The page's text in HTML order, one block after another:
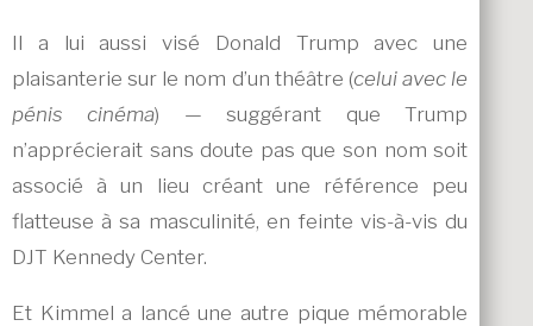
Il a lui aussi visé Donald Trump avec une
plaisanterie sur le nom d’un théâtre (celui avec le
pénis cinéma) — suggérant que Trump
n’apprécierait sans doute pas que son nom soit
associé à un lieu créant une référence peu
flatteuse à sa masculinité, en feinte vis-à-vis du
DJT Kennedy Center.
Et Kimmel a lancé une autre pique mémorable